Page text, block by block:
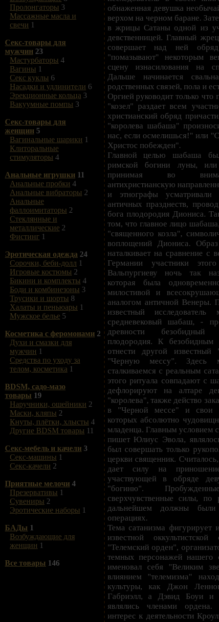
Пролонгаторы 3
Массажные масла и
свечи 1
Секс-товары для
мужчин 23
Мастурбаторы 4
Вагины 1
Секс куклы 6
Насадки и удлинители 6
Эрекционные кольца 3
Вакуумные помпы 3
Секс-товары для
женщин 5
Вагинальные шарики 1
Клиторальные
стимуляторы 4
Анальные игрушки 11
Анальные пробки 4
Анальные вибраторы 2
Анальные
фаллоимитаторы 2
Стеклянные и
металлические 2
Фистинг 1
Эротическая одежда 24
Сорочки, беби-долл 1
Игровые костюмы 2
Бикини и комплекты 4
Боди и комбинезоны 3
Трусики и шорты 8
Халаты и пеньюары 1
Мужское белье 5
Косметика с феромонами 2
Духи и смазки для
мужчин 1
Средства по уходу за
телом, косметика 1
BDSM, садо-мазо
товары 19
Наручники, ошейники 2
Маски, кляпы 2
Кнуты, плётки, хлысты 4
Другие BDSM товары 11
Секс-мебель и качели 3
Секс-машины 1
Секс-качели 2
Приятные мелочи 4
Презервативы 1
Сувениры 2
Эротические наборы 1
БАДы 1
Возбуждающие для
женщин 1
Все товары 146
обнаженная девушка
верхом на черном баране.
в жрицы Сатаны одной из
девственницей. Главный
совершает над ней
"помазывают" некоторым
сцену изнасилования на
Дальше начинается
родственных связей, пола и
Оргией руководит только
"козел" раздает всем
христианский обряд
"королева шабаша"
нас, если осмелишься!" или
Христос побежден".
Главной целью шабаша
римской богини луны,
принимая во
антихристианскую
и этнографы
античных празднеств,
бога плодородия Диониса.
том, что главное лицо
"священного козла",
воплощений Диониса.
наталкивает на сравнение с
Германии участники
Вальпургиеву ночь так
которая была
милостивой и
аналогом античной Венеры.
известный
средневековый шабаш, -
древности безобидный
плодородия. К безобидным
отнести другой
"Черную мессу". Здесь
сталкиваемся с реальным
этого ритуала совпадают с
дефлорируют на алтаре
"королева", также действо
в "Черной мессе" и свои
которых абсолютно
младенца. Главным условием
пишет Юлиус Эвола,
был совершать только
церкви священник.
дает силу на
участвующей в обряде
"богиню".
сверхчувственные силы, по
дальнейшем должны
операциях.
Тема сатанизма фигурирует
известной
"Телемский орден",
темных персонажей нашего
именовал себя "Великим
влиянием "телемизма"
культуры, как Джон
Габриэлл, а Дэвид Боуи
являлись членами
интерес к деятельности